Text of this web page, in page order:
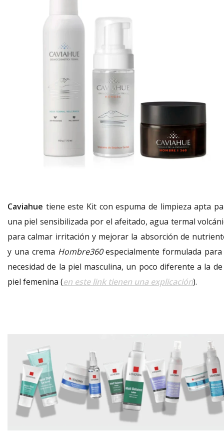
Caviahue tiene este Kit con espuma de limpieza apta
una piel sensibilizada por el afeitado, agua termal
para calmar irritación y mejorar la absorción de
y una crema Hombre360especialmente formulada
necesidad de la piel masculina, un poco diferente a la
piel femenina (en este link tienen una explicación).